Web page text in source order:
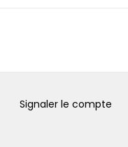
Signaler le compte